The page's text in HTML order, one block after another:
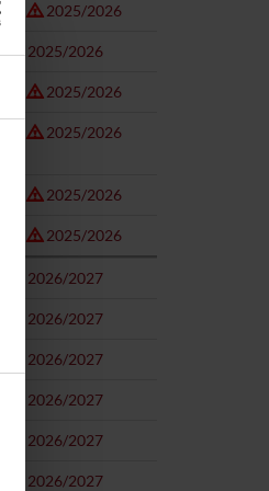
2025/2026
2025/2026
2025/2026
2025/2026
2025/2026
2025/2026
2026/2027
2026/2027
2026/2027
2026/2027
2026/2027
2026/2027